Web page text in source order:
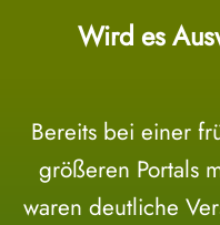
Wird es
Bereits bei einer
größeren Portals
waren deutliche